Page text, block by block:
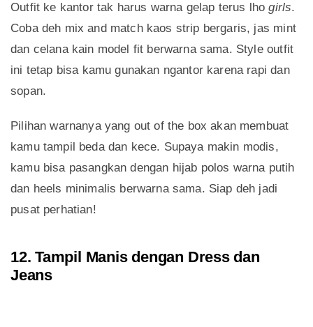
Outfit ke kantor tak harus warna gelap terus lhogirls.
Coba deh mix and match kaos strip bergaris, jas mint
dan celana kain model fit berwarna sama. Style outfit
ini tetap bisa kamu gunakan ngantor karena rapi dan
sopan.
Pilihan warnanya yang out of the box akan membuat
kamu tampil beda dan kece. Supaya makin modis,
kamu bisa pasangkan dengan hijab polos warna putih
dan heels minimalis berwarna sama. Siap deh jadi
pusat perhatian!
12. Tampil Manis dengan Dress dan
Jeans